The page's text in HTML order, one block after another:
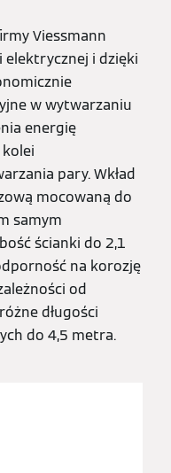
Viessmann
i dzięki
w wytwarzaniu
energię
pary. Wkład
mocowaną do
samym
ścianki do 2,1
na korozję
od
długości
do 4,5 metra.